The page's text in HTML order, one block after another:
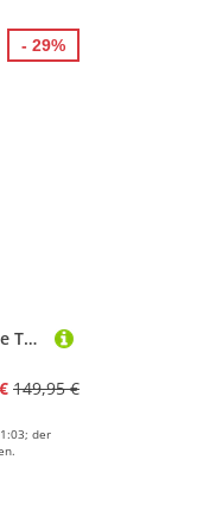
MAIER SPORTS Herren Hose Tech Pants M
149,95 €
der
- 29%